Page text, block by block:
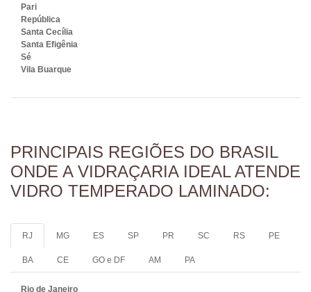
Pari
República
Santa Cecília
Santa Efigênia
Sé
Vila Buarque
PRINCIPAIS REGIÕES DO BRASIL
ONDE A VIDRAÇARIA IDEAL ATENDE
VIDRO TEMPERADO LAMINADO:
RJ MG ES SP PR SC RS PE
BA CE GO e DF AM PA
Rio de Janeiro